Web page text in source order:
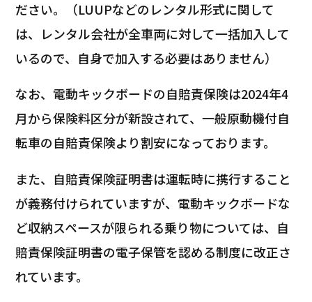
ださい。（LUUPなどのレンタル形式に関して
は、レンタル会社が全車両に対して一括加入して
いるので、自身で加入する必要はありません）
なお、電動キックボードの自賠責保険は2024年4
月から保険料区分が新設されて、一般原動機付自
転車の自賠責保険より割安になっております。
また、自賠責保険証明書は運転時に携行すること
が義務付けられていますが、電動キックボードな
ど収納スペースが限られる乗り物については、自
賠責保険証明書の電子保管を認める制度に改正さ
れています。